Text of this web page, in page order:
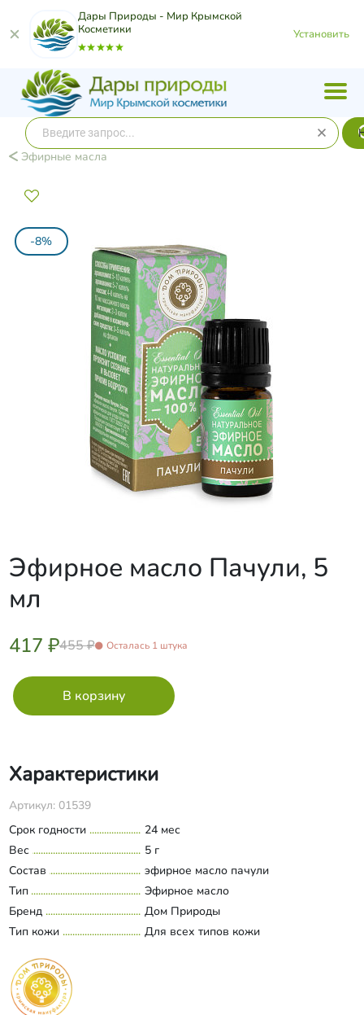
Дары Природы - Мир Крымской
Косметики
Установить
Эфирные масла
-8%
Эфирное масло Пачули, 5
мл
417 ₽455 ₽ Осталась 1 штука
Характеристики
Артикул: 01539
Срок годности
24 мес
Вес
5 г
Состав
эфирное масло пачули
Тип
Эфирное масло
Бренд
Дом Природы
Тип кожи
Для всех типов кожи